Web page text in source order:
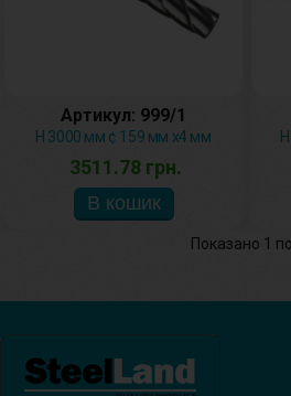
Артикул: 999/1
H 3000 мм ¢ 159 мм х4 мм
3511.78 грн.
Показано 1